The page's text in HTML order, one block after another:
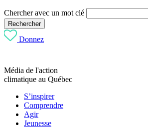
Chercher avec un mot clé
Rechercher
Donnez
Média de l'action
climatique au Québec
S’inspirer
Comprendre
Agir
Jeunesse